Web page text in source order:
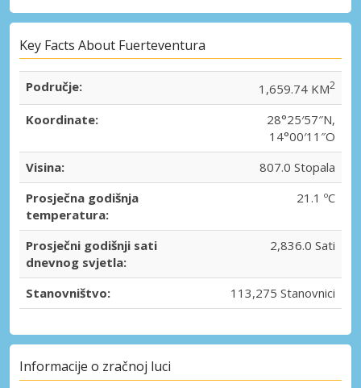
Key Facts About Fuerteventura
Područje: 1,659.74 KM2
Koordinate:
28°25′57″N,
14°00′11″O
Visina:
807.0 Stopala
Prosječna godišnja
temperatura:
21.1 ºC
Prosječni godišnji sati
dnevnog svjetla:
2,836.0 Sati
Stanovništvo: 113,275 Stanovnici
Informacije o zračnoj luci